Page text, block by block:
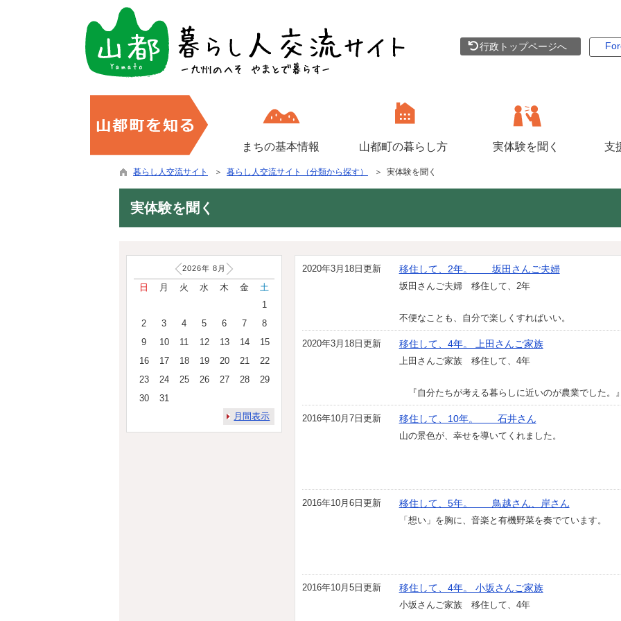
行政トップページへ
まちの基本情報 山都町の暮らし方 実体験を聞く 支
暮らし人交流サイト ＞ 暮らし人交流サイト（分類から探す） ＞ 実体験を聞く
実体験を聞く
2020年3月18日更新 移住して、2年。 坂田さんご夫婦
坂田さんご夫婦 移住して、2年
不便なことも、自分で楽しくすればいい。
2020年3月18日更新 移住して、4年。 上田さんご家族
上田さんご家族 移住して、4年
『自分たちが考える暮らしに近いのが農業でした。
2016年10月7日更新 移住して、10年。 石井さん
山の景色が、幸せを導いてくれました。
2016年10月6日更新 移住して、5年。 鳥越さん、岸さん
「想い」を胸に、音楽と有機野菜を奏でています。
2016年10月5日更新 移住して、4年。 小坂さんご家族
小坂さんご家族 移住して、4年
2026年 8 月
日 月 火 水 木 金
土
1
2
3 4 5 6 7
8
9
10 11 12 13 14
15
16
17 18 19 20 21
22
23
24 25 26 27 28
29
30
31
月間表示